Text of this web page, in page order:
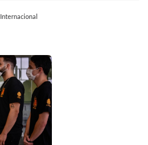
Internacional